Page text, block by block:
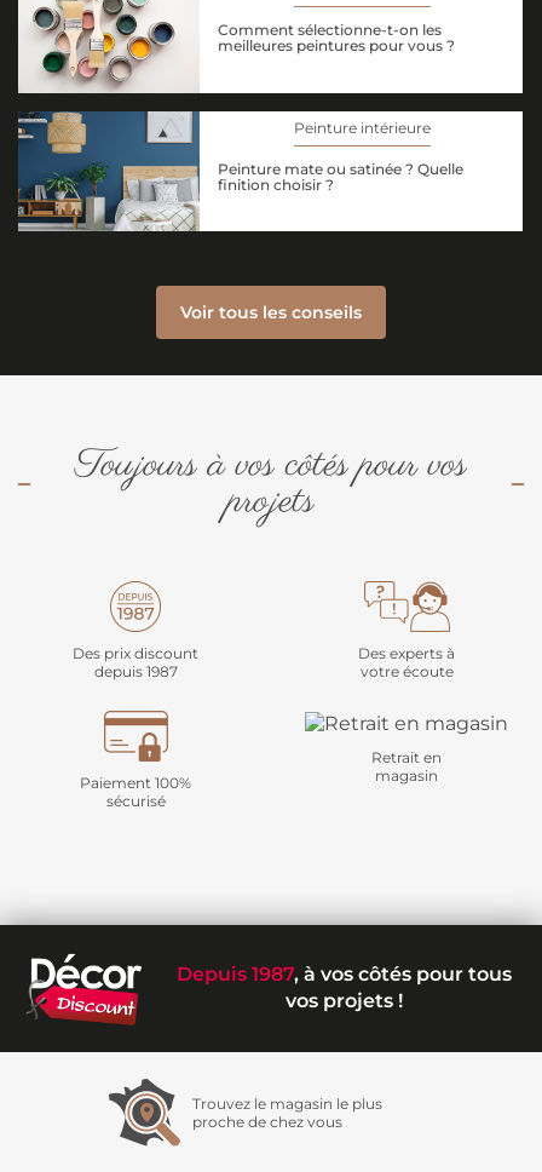
Comment sélectionne-t-on les
meilleures peintures pour vous ?
Peinture intérieure
Peinture mate ou satinée ? Quelle
finition choisir ?
Voir tous les conseils
Toujours à vos côtés pour vos
projets
Des prix discount
depuis 1987
Des experts à
votre écoute
Paiement 100%
sécurisé
Retrait en
magasin
Depuis 1987, à vos côtés pour tous
vos projets !
Trouvez le magasin le plus
proche de chez vous